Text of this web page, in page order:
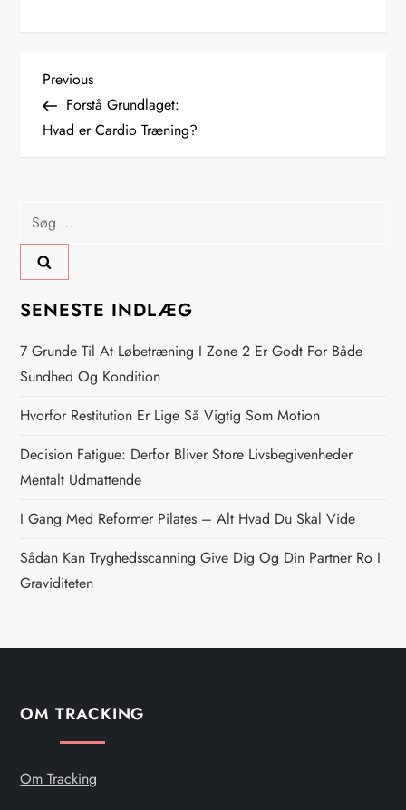
I
n
l
æ
g
s
n
a
v
i
g
a
t
o
n
Previous
Post
Previous
Forstå Grundlaget:
Hvad er Cardio Træning?
Søg
efter:
SENESTE INDLÆG
7 Grunde Til At Løbetræning I Zone 2 Er Godt For Både
Sundhed Og Kondition
Hvorfor Restitution Er Lige Så Vigtig Som Motion
Decision Fatigue: Derfor Bliver Store Livsbegivenheder
Mentalt Udmattende
I Gang Med Reformer Pilates – Alt Hvad Du Skal Vide
Sådan Kan Tryghedsscanning Give Dig Og Din Partner Ro I
Graviditeten
OM TRACKING
Om Tracking